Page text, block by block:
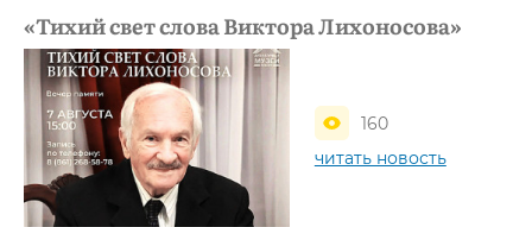
«Тихий свет слова Виктора Лихоносова»
160
читать новость